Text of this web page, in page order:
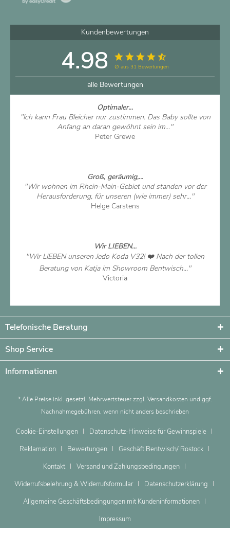
Kundenbewertungen
4.98 ∅ aus 31 Bewertungen
alle Bewertungen
Optimaler...
"Ich kann Frau Bleicher nur zustimmen. Das Baby sollte von
Anfang an daran gewöhnt sein im..."
Peter Grewe
Groß, geräumig,...
"Wir wohnen im Rhein-Main-Gebiet und standen vor der
Herausforderung, für unseren (wie immer) sehr..."
Helge Carstens
Wir LIEBEN...
"Wir LIEBEN unseren Jedo Koda V32! ❤️ Nach der tollen
Beratung von Katja im Showroom Bentwisch..."
Victoria
Telefonische Beratung
Shop Service
Informationen
* Alle Preise inkl. gesetzl. Mehrwertsteuer zzgl. Versandkosten und ggf.
Nachnahmegebühren, wenn nicht anders beschrieben
Cookie-Einstellungen
Datenschutz-Hinweise für Gewinnspiele
Reklamation
Bewertungen
Geschäft Bentwisch/ Rostock
Kontakt
Versand und Zahlungsbedingungen
Widerrufsbelehrung & Widerrufsformular
Datenschutzerklärung
Allgemeine Geschäftsbedingungen mit Kundeninformationen
Impressum